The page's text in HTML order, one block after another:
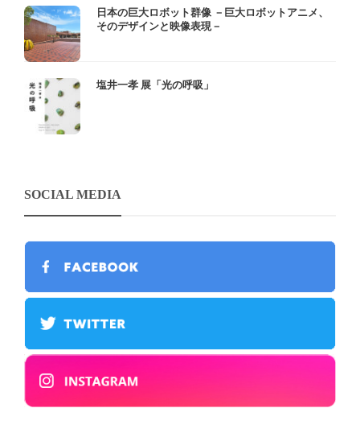
日本の巨大ロボット群像 －巨大ロボットアニメ、
そのデザインと映像表現－
塩井一孝 展「光の呼吸」
SOCIAL MEDIA